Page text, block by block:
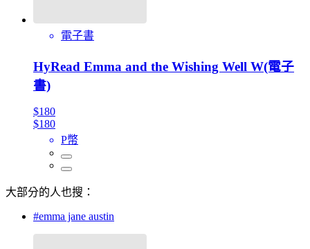
電子書
HyRead Emma and the Wishing Well W(電子
書)
$180
$180
P幣
大部分的人也搜：
#emma jane austin